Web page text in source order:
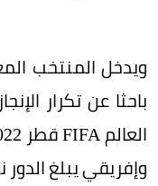
ويدخل المنتخب
باحثا عن تكرار
وإفريقي يبلغ